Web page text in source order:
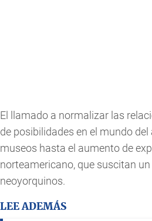
El llamado a normalizar las
de posibilidades en el mundo
museos hasta el aumento de
norteamericano, que suscitan
neoyorquinos.
LEE ADEMÁS